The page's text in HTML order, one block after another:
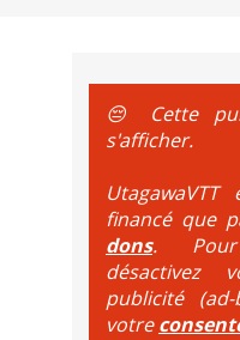
😔 Cette
s'afficher.
financé que
dons. Pour
désactivez
publicité
votre